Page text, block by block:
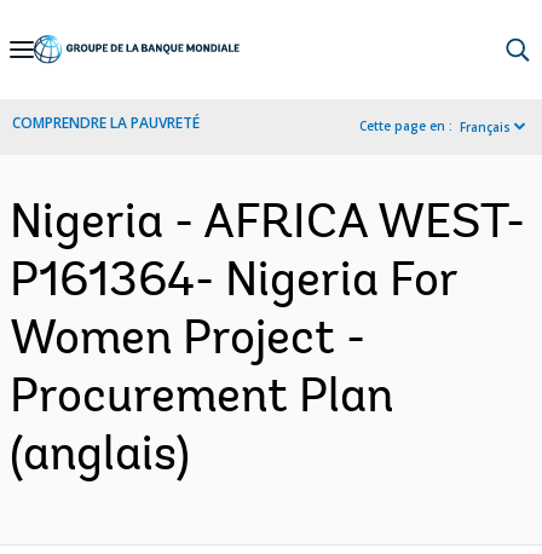
Skip
Navigation
COMPRENDRE LA PAUVRETÉ Cette page en : Français
Nigeria - AFRICA WEST-
P161364- Nigeria For
Women Project -
Procurement Plan
(anglais)